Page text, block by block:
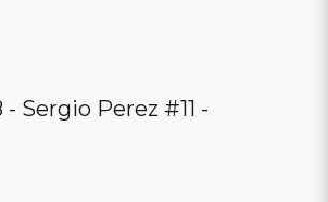
- Sergio Perez #11 -